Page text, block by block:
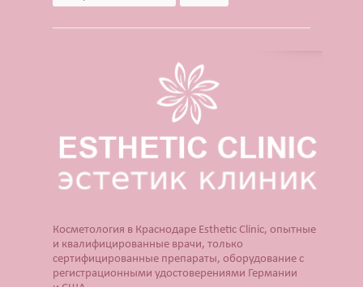
Косметология в Краснодаре Esthetic Clinic, опытные
и квалифицированные врачи, только
сертифицированные препараты, оборудование с
регистрационными удостоверениями Германии